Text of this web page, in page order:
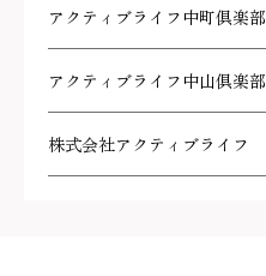
アクティブライフ中町倶楽部
アクティブライフ中山倶楽部
株式会社アクティブライフ